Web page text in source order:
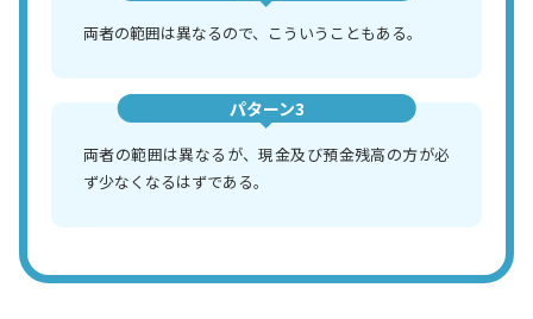
両者の範囲は異なるので、こういうこともある。
パターン3
両者の範囲は異なるが、現金及び預金残高の方が必
ず少なくなるはずである。